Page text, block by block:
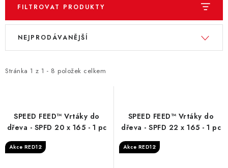
FILTROVAT PRODUKTY
V
i
o
d
u
Stránka 1 z 1 - 8 položek celkem
Ř
e
r
o
d
NEJPRODÁVANĚJŠÍ
SPEED FEED™ Vrtáky do
dřeva - SPFD 20 x 165 - 1 pc
Akce RED12
SPEED FEED™ Vrtáky do
dřeva - SPFD 22 x 165 - 1 pc
Akce RED12